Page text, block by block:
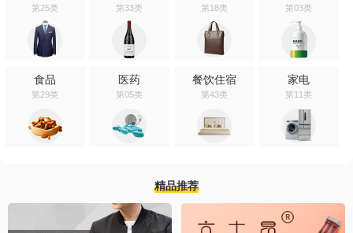
第25类 第33类 第18类 第03类
食品
第29类
医药
第05类
餐饮住宿
第43类
家电
第11类
精品推荐